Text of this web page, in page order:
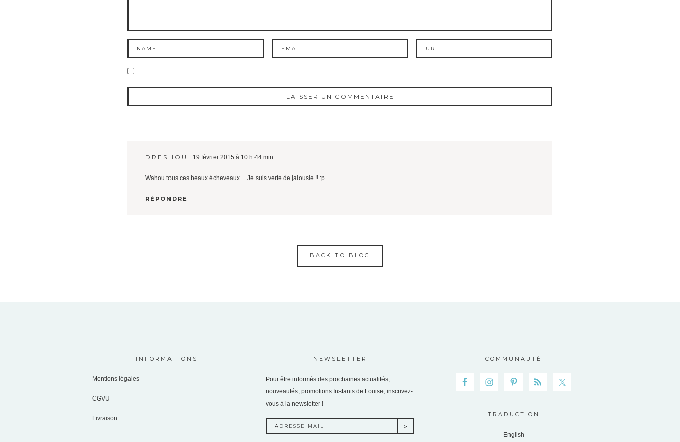
DRESHOU 19 février 2015 à 10 h 44 min
Wahou tous ces beaux écheveaux… Je suis verte de jalousie !! :p
RÉPONDRE
BACK TO BLOG
INFORMATIONS
Mentions légales
CGVU
Livraison
NEWSLETTER
Pour être informés des prochaines actualités,
nouveautés, promotions Instants de Louise, inscrivez-
vous à la newsletter !
COMMUNAUTÉ
TRADUCTION
English